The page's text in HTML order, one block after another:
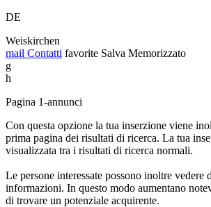
DE
Weiskirchen
mail Contatti favorite Salva Memorizzato
g
h
Pagina 1-annunci
Con questa opzione la tua inserzione viene
prima pagina dei risultati di ricerca. La tua
visualizzata tra i risultati di ricerca normali.
Le persone interessate possono inoltre vedere
informazioni. In questo modo aumentano
di trovare un potenziale acquirente.